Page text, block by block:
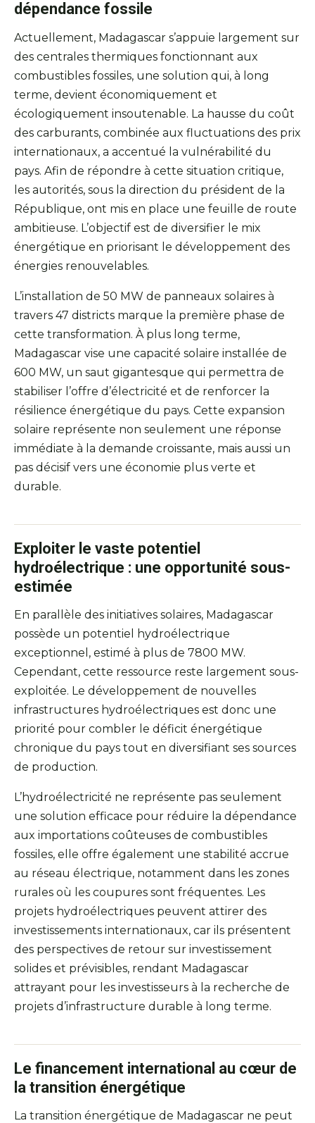
dépendance fossile
Actuellement, Madagascar s’appuie largement sur
des centrales thermiques fonctionnant aux
combustibles fossiles, une solution qui, à long
terme, devient économiquement et
écologiquement insoutenable. La hausse du coût
des carburants, combinée aux fluctuations des prix
internationaux, a accentué la vulnérabilité du
pays. Afin de répondre à cette situation critique,
les autorités, sous la direction du président de la
République, ont mis en place une feuille de route
ambitieuse. L’objectif est de diversifier le mix
énergétique en priorisant le développement des
énergies renouvelables.
L’installation de 50 MW de panneaux solaires à
travers 47 districts marque la première phase de
cette transformation. À plus long terme,
Madagascar vise une capacité solaire installée de
600 MW, un saut gigantesque qui permettra de
stabiliser l’offre d’électricité et de renforcer la
résilience énergétique du pays. Cette expansion
solaire représente non seulement une réponse
immédiate à la demande croissante, mais aussi un
pas décisif vers une économie plus verte et
durable.
Exploiter le vaste potentiel
hydroélectrique : une opportunité sous-
estimée
En parallèle des initiatives solaires, Madagascar
possède un potentiel hydroélectrique
exceptionnel, estimé à plus de 7800 MW.
Cependant, cette ressource reste largement sous-
exploitée. Le développement de nouvelles
infrastructures hydroélectriques est donc une
priorité pour combler le déficit énergétique
chronique du pays tout en diversifiant ses sources
de production.
L’hydroélectricité ne représente pas seulement
une solution efficace pour réduire la dépendance
aux importations coûteuses de combustibles
fossiles, elle offre également une stabilité accrue
au réseau électrique, notamment dans les zones
rurales où les coupures sont fréquentes. Les
projets hydroélectriques peuvent attirer des
investissements internationaux, car ils présentent
des perspectives de retour sur investissement
solides et prévisibles, rendant Madagascar
attrayant pour les investisseurs à la recherche de
projets d’infrastructure durable à long terme.
Le financement international au cœur de
la transition énergétique
La transition énergétique de Madagascar ne peut